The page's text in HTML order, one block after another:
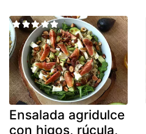
Ensalada agridulce
con higos, rúcula,